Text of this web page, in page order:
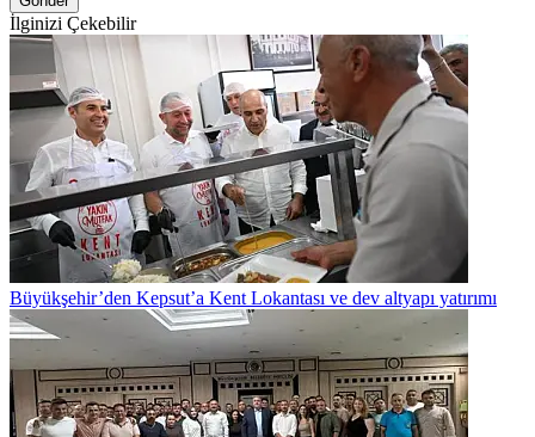
İlginizi Çekebilir
Büyükşehir’den Kepsut’a Kent Lokantası ve dev altyapı yatırımı